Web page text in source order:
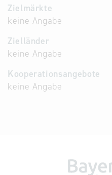
Zielmärkte
keine Angabe
Zielländer
keine Angabe
Kooperationsangebote
keine Angabe